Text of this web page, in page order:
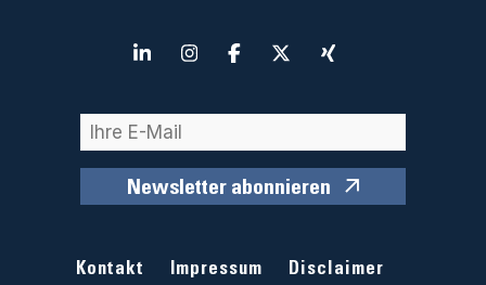
Newsletter abonnieren
Kontakt Impressum Disclaimer